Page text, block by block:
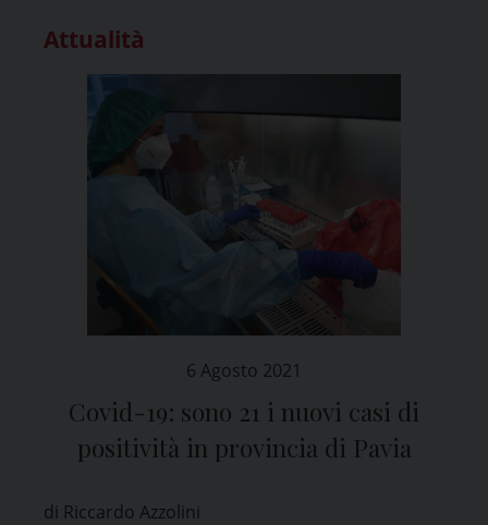
Attualità
6 Agosto 2021
Covid-19: sono 21 i nuovi casi di
positività in provincia di Pavia
di Riccardo Azzolini